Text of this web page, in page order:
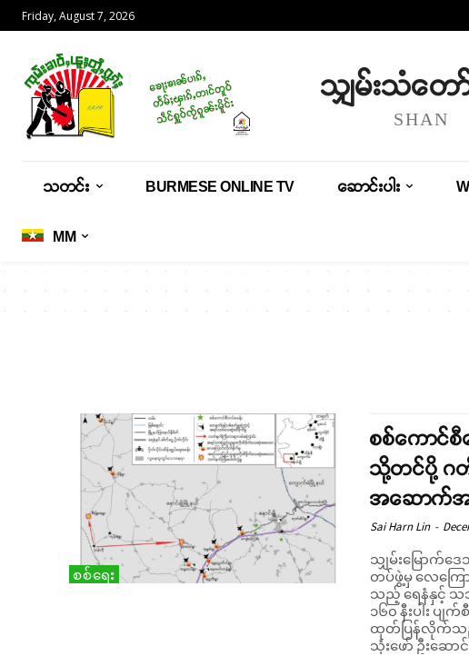
Friday, August 7, 2026
သျှမ်းသံတေ
SHAN
သတင်း BURMESE ONLINE TV ဆောင်းပါး
MM
စစ်ရေး
စစ်ကောင်
သို့တင်ပို့ ဂ
အဆောက်အဦ
Sai Harn Lin -
သျှမ်းမြောက်ဒ
တပ်ဖွဲ့မှ လေကြေ
သည့် ရေနံနှင့်
၁၆၀ နီးပါး ပျ
ထုတ်ပြန်လိုက်သည်။ အောက်တိုဘာလ ၂၇ ရက်က ညီန
သုံးဖော် ဦးဆော